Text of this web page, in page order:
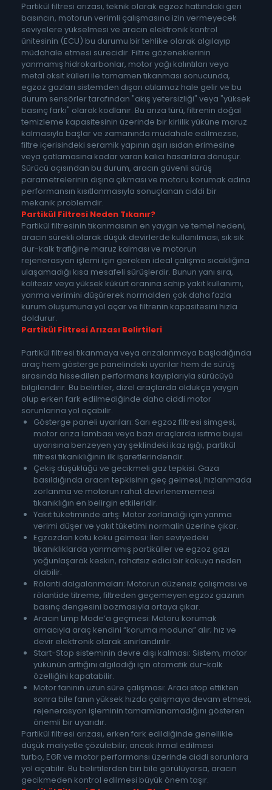
Partikül filtresi arızası, teknik olarak egzoz hattındaki geri
basıncın, motorun verimli çalışmasına izin vermeyecek
seviyelere yükselmesi ve aracın elektronik kontrol
ünitesinin (ECU) bu durumu bir tehlike olarak algılayıp
müdahale etmesi sürecidir. Filtre gözeneklerinin
yanmamış hidrokarbonlar, motor yağı kalıntıları veya
metal oksit külleri ile tamamen tıkanması sonucunda,
egzoz gazları sistemden dışarı atılamaz hale gelir ve bu
durum sensörler tarafından "akış yetersizliği" veya "yüksek
basınç farkı" olarak kodlanır. Bu arıza türü, filtrenin doğal
temizleme kapasitesinin üzerinde bir kirlilik yüküne maruz
kalmasıyla başlar ve zamanında müdahale edilmezse,
filtre içerisindeki seramik yapının aşırı ısıdan erimesine
veya çatlamasına kadar varan kalıcı hasarlara dönüşür.
Sürücü açısından bu durum, aracın güvenli sürüş
parametrelerinin dışına çıkması ve motoru korumak adına
performansın kısıtlanmasıyla sonuçlanan ciddi bir
mekanik problemdir.
Partikül Filtresi Neden Tıkanır?
Partikül filtresinin tıkanmasının en yaygın ve temel nedeni,
aracın sürekli olarak düşük devirlerde kullanılması, sık sık
dur-kalk trafiğine maruz kalması ve motorun
rejenerasyon işlemi için gereken ideal çalışma sıcaklığına
ulaşamadığı kısa mesafeli sürüşlerdir. Bunun yanı sıra,
kalitesiz veya yüksek kükürt oranına sahip yakıt kullanımı,
yanma verimini düşürerek normalden çok daha fazla
kurum oluşumuna yol açar ve filtrenin kapasitesini hızla
doldurur.
Partikül Filtresi Arızası Belirtileri
Partikül filtresi tıkanmaya veya arızalanmaya başladığında
araç hem gösterge panelindeki uyarılar hem de sürüş
sırasında hissedilen performans kayıplarıyla sürücüyü
bilgilendirir. Bu belirtiler, dizel araçlarda oldukça yaygın
olup erken fark edilmediğinde daha ciddi motor
sorunlarına yol açabilir.
Gösterge paneli uyarıları: Sarı egzoz filtresi simgesi,
motor arıza lambası veya bazı araçlarda ısıtma bujisi
uyarısına benzeyen yay şeklindeki ikaz ışığı, partikül
filtresi tıkanıklığının ilk işaretlerindendir.
Çekiş düşüklüğü ve gecikmeli gaz tepkisi: Gaza
basıldığında aracın tepkisinin geç gelmesi, hızlanmada
zorlanma ve motorun rahat devirlenememesi
tıkanıklığın en belirgin etkileridir.
Yakıt tüketiminde artış: Motor zorlandığı için yanma
verimi düşer ve yakıt tüketimi normalin üzerine çıkar.
Egzozdan kötü koku gelmesi: İleri seviyedeki
tıkanıklıklarda yanmamış partiküller ve egzoz gazı
yoğunlaşarak keskin, rahatsız edici bir kokuya neden
olabilir.
Rölanti dalgalanmaları: Motorun düzensiz çalışması ve
rölantide titreme, filtreden geçemeyen egzoz gazının
basınç dengesini bozmasıyla ortaya çıkar.
Aracın Limp Mode’a geçmesi: Motoru korumak
amacıyla araç kendini “koruma moduna” alır; hız ve
devir elektronik olarak sınırlandırılır.
Start-Stop sisteminin devre dışı kalması: Sistem, motor
yükünün arttığını algıladığı için otomatik dur-kalk
özelliğini kapatabilir.
Motor fanının uzun süre çalışması: Aracı stop ettikten
sonra bile fanın yüksek hızda çalışmaya devam etmesi,
rejenerasyon işleminin tamamlanamadığını gösteren
önemli bir uyarıdır.
Partikül filtresi arızası, erken fark edildiğinde genellikle
düşük maliyetle çözülebilir; ancak ihmal edilmesi
turbo, EGR ve motor performansı üzerinde ciddi sorunlara
yol açabilir. Bu belirtilerden biri bile görülüyorsa, aracın
gecikmeden kontrol edilmesi büyük önem taşır.